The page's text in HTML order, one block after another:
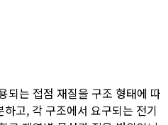
되는 접점 재질을 구조 형태에 따
고, 각 구조에서 요구되는 전기